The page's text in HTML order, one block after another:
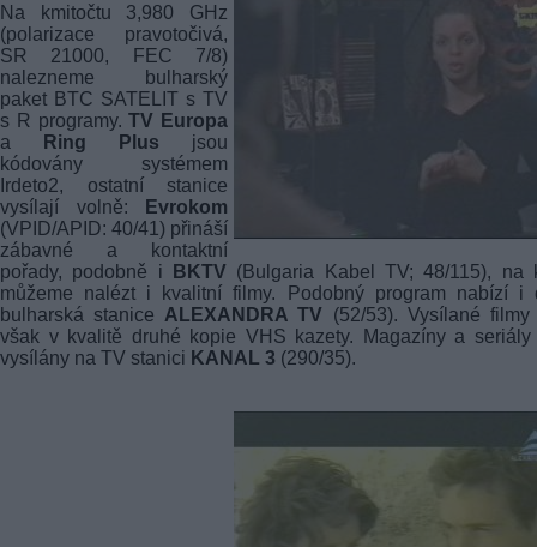
Na kmitočtu 3,980 GHz
(polarizace pravotočivá,
SR 21000, FEC 7/8)
nalezneme bulharský
paket BTC SATELIT s TV
s R programy.TV Europa
a
Ring Plus jsou
kódovány systémem
Irdeto2, ostatní stanice
vysílají volně:
Evrokom
(VPID/APID: 40/41) přináší
zábavné a kontaktní
pořady, podobně i
BKTV (Bulgaria Kabel TV; 48/115), na
můžeme nalézt i kvalitní filmy. Podobný program nabízí i
bulharská stanice ALEXANDRA TV (52/53). Vysílané filmy
však v kvalitě druhé kopie VHS kazety. Magazíny a seriály
vysílány na TV stanici KANAL 3 (290/35).